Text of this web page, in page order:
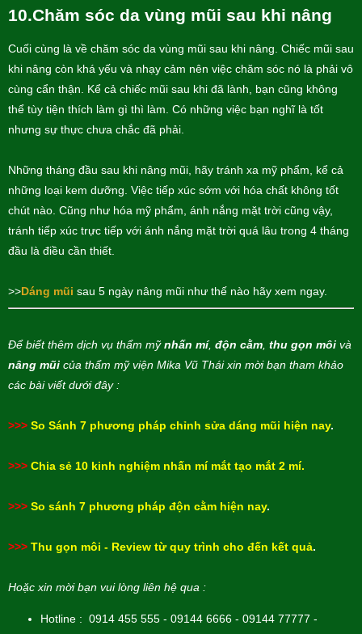
10.Chăm sóc da vùng mũi sau khi nâng
Cuối cùng là về chăm sóc da vùng mũi sau khi nâng. Chiếc mũi sau
khi nâng còn khá yếu và nhạy cảm nên việc chăm sóc nó là phải vô
cùng cẩn thận. Kể cả chiếc mũi sau khi đã lành, bạn cũng không
thể tùy tiện thích làm gì thì làm. Có những việc bạn nghĩ là tốt
nhưng sự thực chưa chắc đã phải.
Những tháng đầu sau khi nâng mũi, hãy tránh xa mỹ phẩm, kể cả
những loại kem dưỡng. Việc tiếp xúc sớm với hóa chất không tốt
chút nào. Cũng như hóa mỹ phẩm, ánh nắng mặt trời cũng vậy,
tránh tiếp xúc trực tiếp với ánh nắng mặt trời quá lâu trong 4 tháng
đầu là điều cần thiết.
>>Dáng mũi sau 5 ngày nâng mũi như thế nào hãy xem ngay.
Để biết thêm dịch vụ thẩm mỹnhấn mí, độn cằm thu gọn môi và
nâng mũi của thẩm mỹ viện Mika Vũ Thái xin mời bạn tham khảo
các bài viết dưới đây :
>>> So Sánh 7 phương pháp chỉnh sửa dáng mũi hiện nay.
>>> Chia sẻ 10 kinh nghiệm nhấn mí mắt tạo mắt 2 mí.
>>> So sánh 7 phương pháp độn cằm hiện nay.
>>> Thu gọn môi - Review từ quy trình cho đến kết quả.
Hoặc xin mời bạn vui lòng liên hệ qua :
Hotline : 0914 455 555 - 09144 6666 - 09144 77777 -